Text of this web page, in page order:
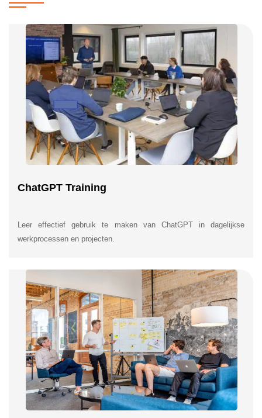
ChatGPT Training
Leer effectief gebruik te maken van ChatGPT in dagelijkse
werkprocessen en projecten.